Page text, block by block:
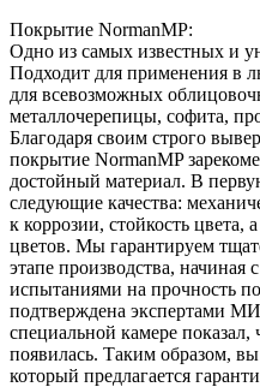
Покрытие NormanMP:
Одно из самых известных и
Подходит для применения в
для всевозможных
металлочерепицы, софита,
Благодаря своим строго
покрытие NormanMP
достойный материал. В
следующие качества:
к коррозии, стойкость
цветов. Мы гарантируем
этапе производства, начиная
испытаниями на прочность
подтверждена экспертами
специальной камере показал,
появилась. Таким образом,
который предлагается